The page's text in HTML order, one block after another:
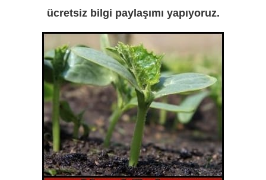
ücretsiz bilgi paylaşımı yapıyoruz.